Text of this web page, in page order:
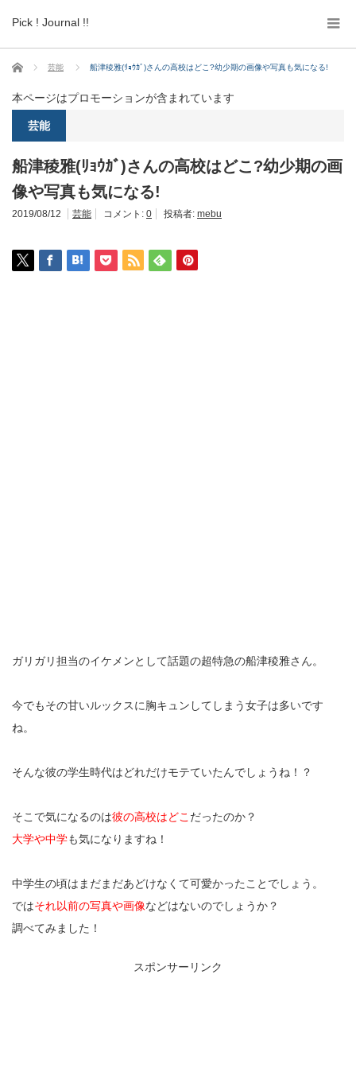
Pick ! Journal !!
ホーム 芸能 船津稜雅(ﾘｮｳｶﾞ)さんの高校はどこ?幼少期の画像や写真も気になる!
本ページはプロモーションが含まれています
芸能
船津稜雅(ﾘｮｳｶﾞ)さんの高校はどこ?幼少期の画
像や写真も気になる!
2019/08/12 芸能 コメント: 0 投稿者: mebu
ガリガリ担当のイケメンとして話題の超特急の船津稜雅さん。
今でもその甘いルックスに胸キュンしてしまう女子は多いです
ね。
そんな彼の学生時代はどれだけモテていたんでしょうね！？
そこで気になるのは彼の高校はどこ だったのか？
大学や中学も気になりますね！
中学生の頃はまだまだあどけなくて可愛かったことでしょう。
ではそれ以前の写真や画像などはないのでしょうか？
調べてみました！
スポンサーリンク